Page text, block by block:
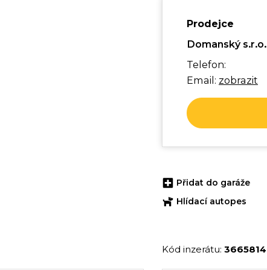
Prodejce
Domanský s.r.o.
Telefon:
Email: zobrazit
Přidat do garáže
Hlídací autopes
Kód inzerátu: 3665814